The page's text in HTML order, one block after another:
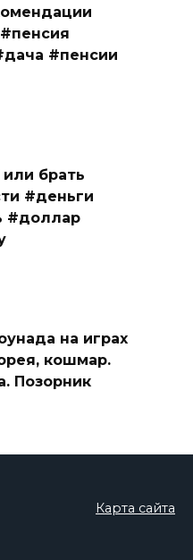
#пенсии
брать
#деньги
#доллар
на играх
кошмар.
Позорник
Карта сайта